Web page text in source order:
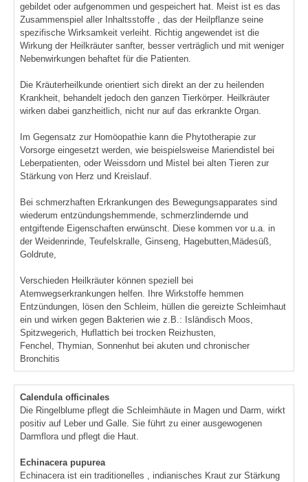
gebildet oder aufgenommen und gespeichert hat. Meist ist es das
Zusammenspiel aller Inhaltsstoffe , das der Heilpflanze seine
spezifische Wirksamkeit verleiht. Richtig angewendet ist die
Wirkung der Heilkräuter sanfter, besser verträglich und mit weniger
Nebenwirkungen behaftet für die Patienten.
Die Kräuterheilkunde orientiert sich direkt an der zu heilenden
Krankheit, behandelt jedoch den ganzen Tierkörper. Heilkräuter
wirken dabei ganzheitlich, nicht nur auf das erkrankte Organ.
Im Gegensatz zur Homöopathie kann die Phytotherapie zur
Vorsorge eingesetzt werden, wie beispielsweise Mariendistel bei
Leberpatienten, oder Weissdorn und Mistel bei alten Tieren zur
Stärkung von Herz und Kreislauf.
Bei schmerzhaften Erkrankungen des Bewegungsapparates sind
wiederum entzündungshemmende, schmerzlindernde und
entgiftende Eigenschaften erwünscht. Diese kommen vor u.a. in
der Weidenrinde, Teufelskralle, Ginseng, Hagebutten,Mädesüß,
Goldrute,
Verschieden Heilkräuter können speziell bei
Atemwegserkrankungen helfen. Ihre Wirkstoffe hemmen
Entzündungen, lösen den Schleim, hüllen die gereizte Schleimhaut
ein und wirken gegen Bakterien wie z.B.: Isländisch Moos,
Spitzwegerich, Huflattich bei trocken Reizhusten,
Fenchel, Thymian, Sonnenhut bei akuten und chronischer
Bronchitis
Calendula officinales
Die Ringelblume pflegt die Schleimhäute in Magen und Darm, wirkt
positiv auf Leber und Galle. Sie führt zu einer ausgewogenen
Darmflora und pflegt die Haut.
Echinacera pupurea
Echinacera ist ein traditionelles , indianisches Kraut zur Stärkung